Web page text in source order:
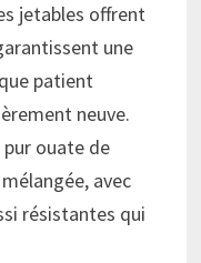
jetables offrent
une
patient
neuve.
ouate de
avec
résistantes qui